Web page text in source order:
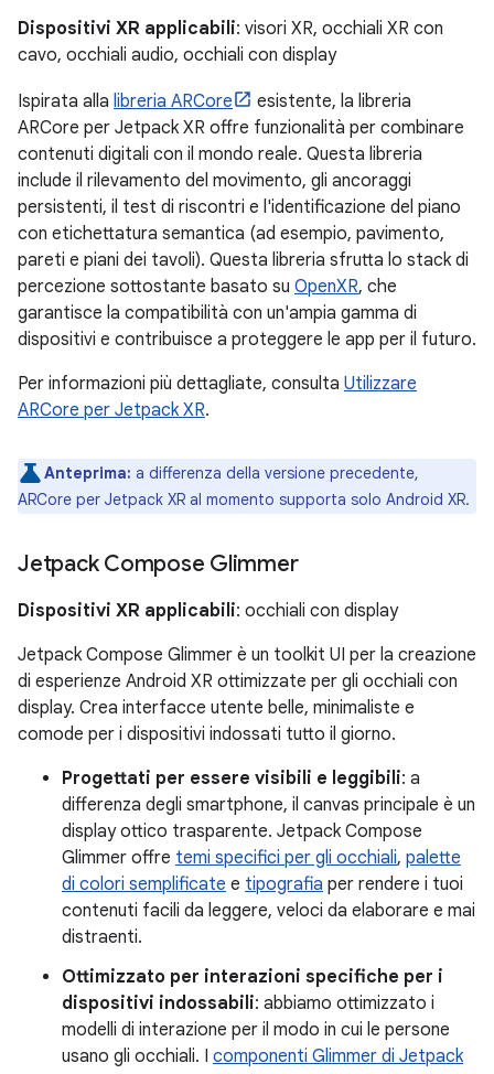
Dispositivi XR applicabili: visori XR, occhiali XR con
cavo, occhiali audio, occhiali con display
Ispirata alla libreria ARCore
esistente, la libreria
ARCore per Jetpack XR offre funzionalità per combinare
contenuti digitali con il mondo reale. Questa libreria
include il rilevamento del movimento, gli ancoraggi
persistenti, il test di riscontri e l'identificazione del piano
con etichettatura semantica (ad esempio, pavimento,
pareti e piani dei tavoli). Questa libreria sfrutta lo stack di
percezione sottostante basato su OpenXR, che
garantisce la compatibilità con un'ampia gamma di
dispositivi e contribuisce a proteggere le app per il futuro.
Per informazioni più dettagliate, consulta Utilizzare
ARCore per Jetpack XR.
Anteprima: a differenza della versione precedente,
ARCore per Jetpack XR al momento supporta solo Android XR.
Jetpack Compose Glimmer
Dispositivi XR applicabili: occhiali con display
Jetpack Compose Glimmer è un toolkit UI per la creazione
di esperienze Android XR ottimizzate per gli occhiali con
display. Crea interfacce utente belle, minimaliste e
comode per i dispositivi indossati tutto il giorno.
Progettati per essere visibili e leggibili: a
differenza degli smartphone, il canvas principale è un
display ottico trasparente. Jetpack Compose
Glimmer offre temi specifici per gli occhiali, palette
di colori semplificate e tipografia per rendere i tuoi
contenuti facili da leggere, veloci da elaborare e mai
distraenti.
Ottimizzato per interazioni specifiche per i
dispositivi indossabili: abbiamo ottimizzato i
modelli di interazione per il modo in cui le persone
usano gli occhiali. I componenti Glimmer di Jetpack